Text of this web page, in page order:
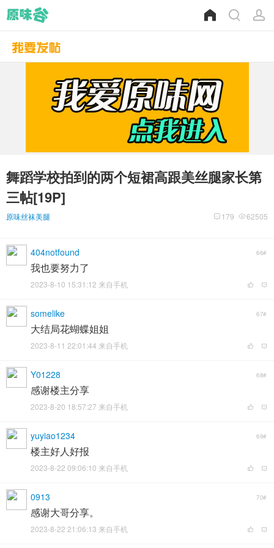
舞蹈学校拍到的两个短裙高跟美丝腿家长第
三帖[19P]
原味丝袜美腿 62505
179
404notfound 66#
我也要努力了
2023-8-10 15:31:12 来自手机
somelike 67#
大结局花蝴蝶姐姐
2023-8-11 22:01:44 来自手机
Y01228 68#
感谢楼主分享
2023-8-20 18:57:27 来自手机
yuyiao1234 69#
楼主好人好报
2023-8-22 09:06:10 来自手机
0913 70#
感谢大哥分享。
2023-8-22 21:06:13 来自手机